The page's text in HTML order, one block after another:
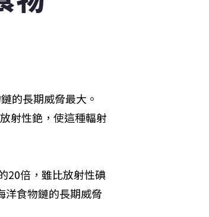
的長期威脅最大。
射性銫，使這種輻射
20倍，雖比放射性碘
洋食物鏈的長期威脅